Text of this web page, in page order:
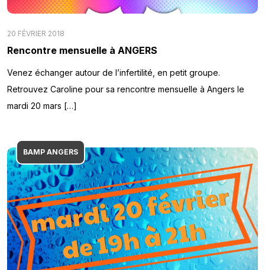
20 FÉVRIER 2018
Rencontre mensuelle à ANGERS
Venez échanger autour de l’infertilité, en petit groupe.
Retrouvez Caroline pour sa rencontre mensuelle à Angers le
mardi 20 mars […]
BAMP ANGERS